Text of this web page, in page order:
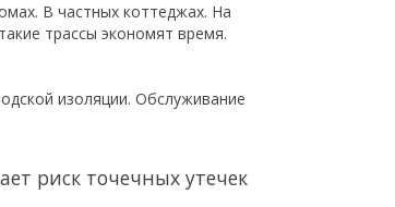
В частных коттеджах. На
трассы экономят время.
изоляции. Обслуживание
риск точечных утечек